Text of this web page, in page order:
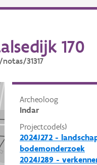
170
31317
Archeoloog
Indar
Projectcode(s)
2024J272 -
bodemonderzoek
2024J289 -